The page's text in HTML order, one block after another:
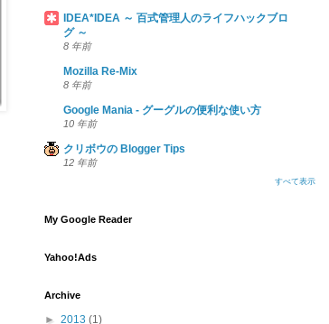
IDEA*IDEA ～ 百式管理人のライフハックブロ
グ ～
8 年前
Mozilla Re-Mix
8 年前
Google Mania - グーグルの便利な使い方
10 年前
クリボウの Blogger Tips
12 年前
すべて表示
My Google Reader
Yahoo!Ads
Archive
► 2013 (1)